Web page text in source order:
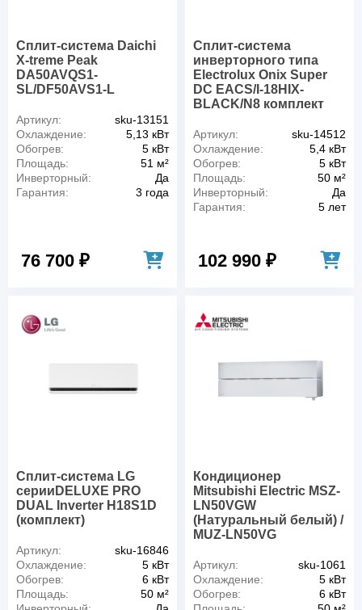
Сплит-система Daichi
X-treme Peak
DA50AVQS1-
SL/DF50AVS1-L
Артикул:
sku-13151
Охлаждение:
5,13 кВт
Обогрев:
5 кВт
Площадь:
51 м²
Инверторный:
Да
Гарантия:
3 года
76 700 ₽
Сплит-система
инверторного типа
Electrolux Onix Super
DC EACS/I-18HIX-
BLACK/N8 комплект
Артикул:
sku-14512
Охлаждение:
5,4 кВт
Обогрев:
5 кВт
Площадь:
50 м²
Инверторный:
Да
Гарантия:
5 лет
102 990 ₽
Сплит-система LG
серииDELUXE PRO
DUAL Inverter H18S1D
(комплект)
Артикул:
sku-16846
Охлаждение:
5 кВт
Обогрев:
6 кВт
Площадь:
50 м²
Кондиционер
Mitsubishi Electric MSZ-
LN50VGW
(Натуральный белый) /
MUZ-LN50VG
Артикул:
sku-1061
Охлаждение:
5 кВт
Обогрев:
6 кВт